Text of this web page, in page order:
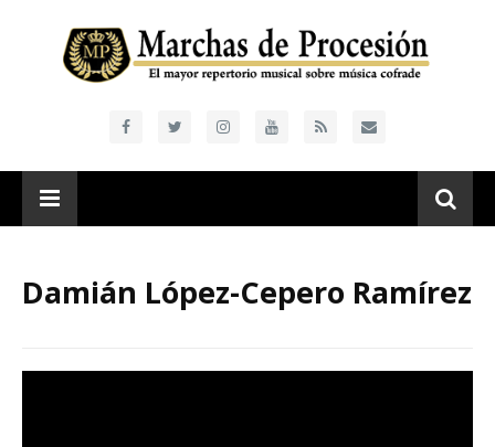
Damián López-Cepero Ramírez